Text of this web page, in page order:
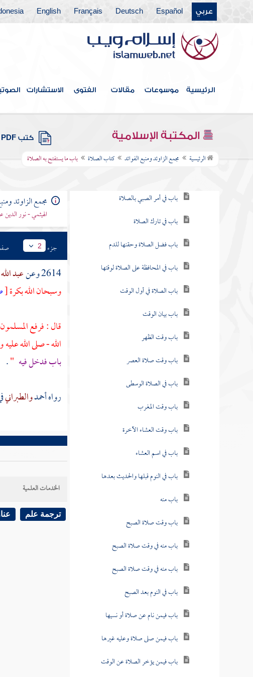
عربي Español
Deutsch
Français
English
الرئيسية موسوعات مقالات الفتوى الاستشارات
المكتبة الإسلامية كتب PDF
الرئيسية مجمع الزاوئد ومنبع الفوائد كتاب الصلاة باب ما يستفتح به الصلاة
فهرس الكتاب
خطبة الكتاب
كتاب الإيمان
كتاب العلم
كتاب الصلاة
باب في أمر الصبي بالصلاة
باب في تارك الصلاة
باب فضل الصلاة وحقنها للدم
باب في المحافظة على الصلاة لوقتها
باب الصلاة في أول الوقت
باب بيان الوقت
باب وقت الظهر
باب وقت صلاة العصر
باب في الصلاة الوسطى
باب وقت المغرب
باب وقت العشاء الآخرة
باب في اسم العشاء
باب في النوم قبلها والحديث بعدها
باب منه
باب وقت صلاة الصبح
باب منه في وقت صلاة الصبح
باب منه في وقت صلاة الصبح
باب في النوم بعد الصبح
باب فيمن نام عن صلاة أو نسيها
باب فيمن صلى صلاة وعليه غيرها
باب فيمن يؤخر الصلاة عن الوقت
مجمع الزاوئد
الهيثمي - نور الدين
جزء 2
2614 وعن عبد
وسبحان الله بكرة[
قال : فرفع
الله - صلى الله
باب فدخل فيه "
.
رواهأحمدوالطبراني
الخدمات العلمية
ترجمة علم